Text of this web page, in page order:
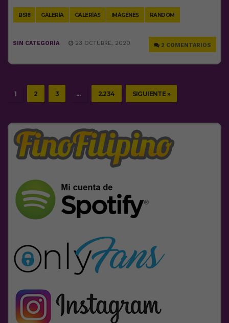
BS18 GALERÍA GALERÍAS IMÁGENES RANDOM
2 COMENTARIOS
SIN CATEGORÍA 23 OCTUBRE, 2020
1 2 3 … 2.234 SIGUIENTE »